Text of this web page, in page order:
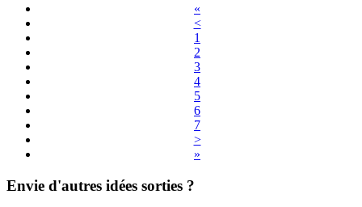
«
<
1
2
3
4
5
6
7
>
»
Envie d'autres idées sorties ?